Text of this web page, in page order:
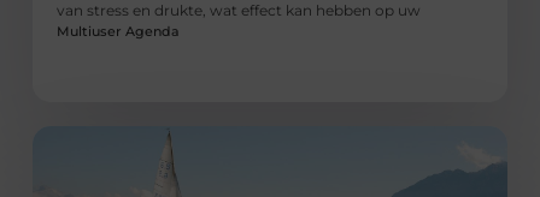
van stress en drukte, wat effect kan hebben op uw
Multiuser Agenda